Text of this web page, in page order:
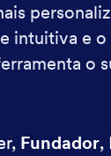
intuitiva e
o
, Fundador,